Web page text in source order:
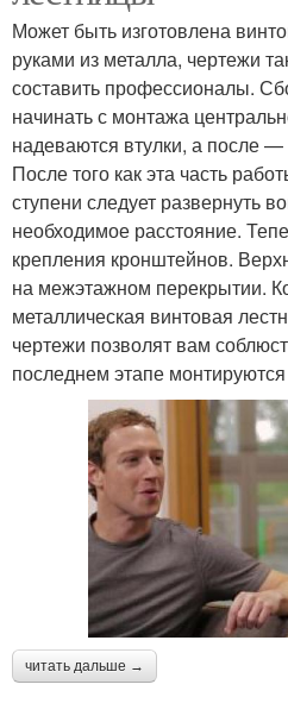
Может быть изготовлена
руками из металла, чертежи
составить профессионалы.
начинать с монтажа
надеваются втулки, а после
После того как эта часть
ступени следует развернуть
необходимое расстояние.
крепления кронштейнов.
на межэтажном перекрытии.
металлическая винтовая
чертежи позволят вам
последнем этапе
читать дальше →